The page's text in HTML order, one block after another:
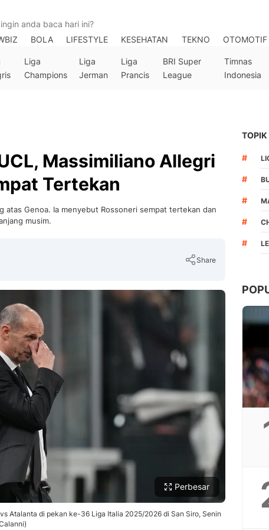
BOLA LIFESTYLE KESEHATAN TEKNO OTOMOTIF
Liga
Champions
Liga
Jerman
Liga
Prancis
BRI Super
League
Timnas
Indonesia
Massimiliano Allegri
Tertekan
atas Genoa. Ia menyebut Rossoneri sempat tertekan dan
musim.
Share
Perbesar
Atalanta di pekan ke-36 Liga Italia 2025/2026 di San Siro, Senin
TOPIK
#
#
#
#
#